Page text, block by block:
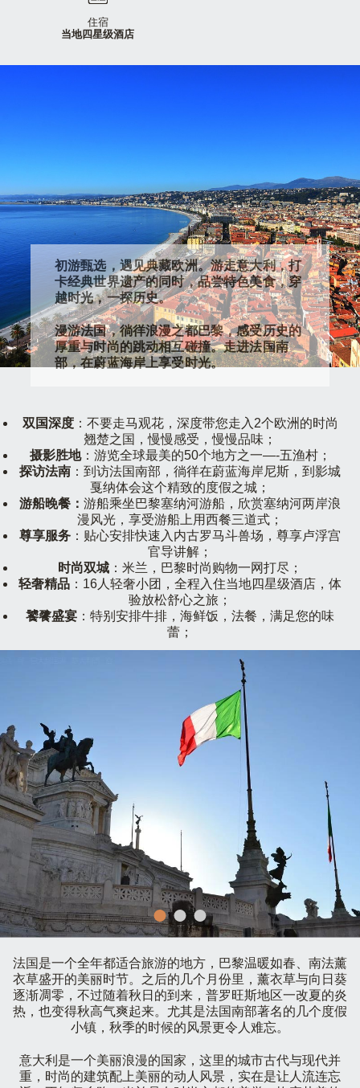
住宿
当地四星级酒店
初游甄选，遇见典藏欧洲。游走意大利，打
卡经典世界遗产的同时，品尝特色美食，穿
越时光，一探历史。
漫游法国，徜徉浪漫之都巴黎，感受历史的
厚重与时尚的跳动相互碰撞。走进法国南
部，在蔚蓝海岸上享受时光。
双国深度：不要走马观花，深度带您走入2个欧洲的时尚
翘楚之国，慢慢感受，慢慢品味；
摄影胜地：游览全球最美的50个地方之一—-五渔村；
探访法南 ：到访法国南部，徜徉在蔚蓝海岸尼斯，到影城
戛纳体会这个精致的度假之城；
游船晚餐： 游船乘坐巴黎塞纳河游船，欣赏塞纳河两岸浪
漫风光，享受游船上用西餐三道式；
尊享服务 ：贴心安排快速入内古罗马斗兽场，尊享卢浮宫
官导讲解；
时尚双城 ：米兰，巴黎时尚购物一网打尽；
轻奢精品 ：16人轻奢小团，全程入住当地四星级酒店，体
验放松舒心之旅；
饕餮盛宴 ：特别安排牛排，海鲜饭，法餐，满足您的味
蕾；
法国是一个全年都适合旅游的地方，巴黎温暖如春、南法薰
衣草盛开的美丽时节。之后的几个月份里，薰衣草与向日葵
逐渐凋零，不过随着秋日的到来，普罗旺斯地区一改夏的炎
热，也变得秋高气爽起来。尤其是法国南部著名的几个度假
小镇，秋季的时候的风景更令人难忘。
意大利是一个美丽浪漫的国家，这里的城市古代与现代并
重，时尚的建筑配上美丽的动人风景，实在是让人流连忘